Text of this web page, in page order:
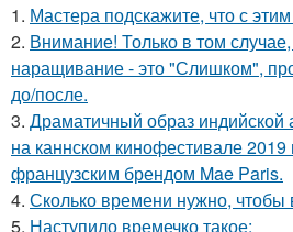
1. Мастера подскажите, что с
2. Внимание! Только в том
наращивание - это "Слишком",
до/после.
3. Драматичный образ
на каннском кинофестивале 2019
французским брендом Mae Paris.
4. Сколько времени нужно, чтобы
5. Наступило времечко такое: